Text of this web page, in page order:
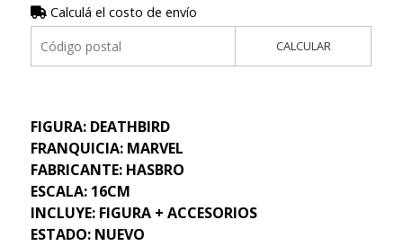
Calculá el costo de envío
CALCULAR
FIGURA: DEATHBIRD
FRANQUICIA: MARVEL
FABRICANTE: HASBRO
ESCALA: 16CM
INCLUYE: FIGURA + ACCESORIOS
ESTADO: NUEVO